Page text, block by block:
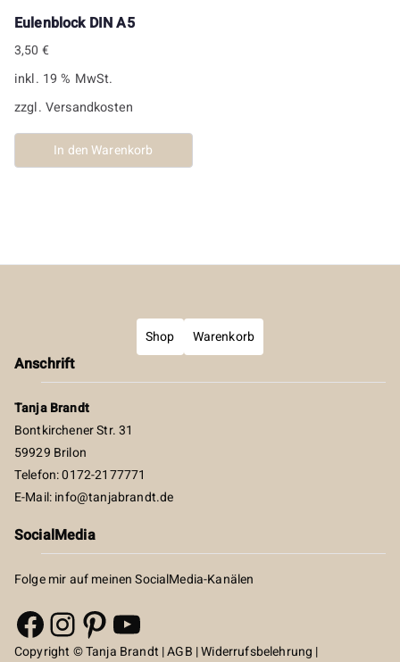
Eulenblock DIN A5
3,50 €
inkl. 19 % MwSt.
zzgl. Versandkosten
In den Warenkorb
Shop Warenkorb
Anschrift
Tanja Brandt
Bontkirchener Str. 31
59929 Brilon
Telefon: 0172-2177771
E-Mail:info@tanjabrandt.de
SocialMedia
Folge mir auf meinen SocialMedia-Kanälen
Facebook
Instagram
Pinterest
YouTube
Copyright © Tanja Brandt |AGB |Widerrufsbelehrung |